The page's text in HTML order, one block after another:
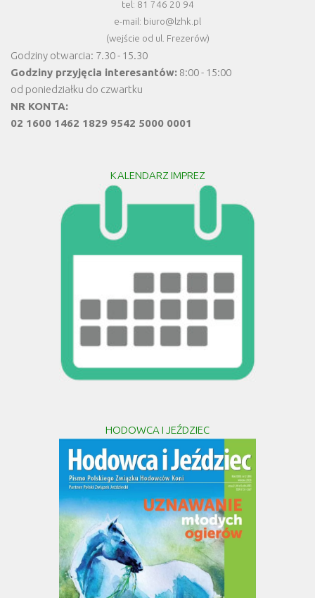
tel: 81 746 20 94
e-mail: biuro@lzhk.pl
(wejście od ul. Frezerów)
Godziny otwarcia: 7.30 - 15.30
Godziny przyjęcia interesantów: 8:00 - 15:00
od poniedziałku do czwartku
NR KONTA:
02 1600 1462 1829 9542 5000 0001
KALENDARZ IMPREZ
HODOWCA I JEŹDZIEC